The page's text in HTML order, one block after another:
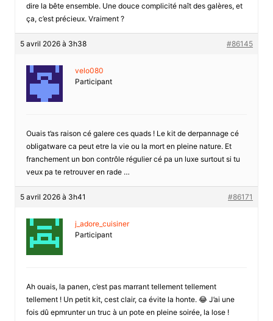
dire la bête ensemble. Une douce complicité naît des galères, et
ça, c’est précieux. Vraiment ?
5 avril 2026 à 3h38 #86145
velo080
Participant
Ouais t’as raison cé galere ces quads ! Le kit de derpannage cé
obligatware ca peut etre la vie ou la mort en pleine nature. Et
franchement un bon contrôle régulier cé pa un luxe surtout si tu
veux pa te retrouver en rade …
5 avril 2026 à 3h41 #86171
j_adore_cuisiner
Participant
Ah ouais, la panen, c’est pas marrant tellement tellement
tellement ! Un petit kit, cest clair, ca évite la honte. 😂 J’ai une
fois dû epmrunter un truc à un pote en pleine soirée, la lose !